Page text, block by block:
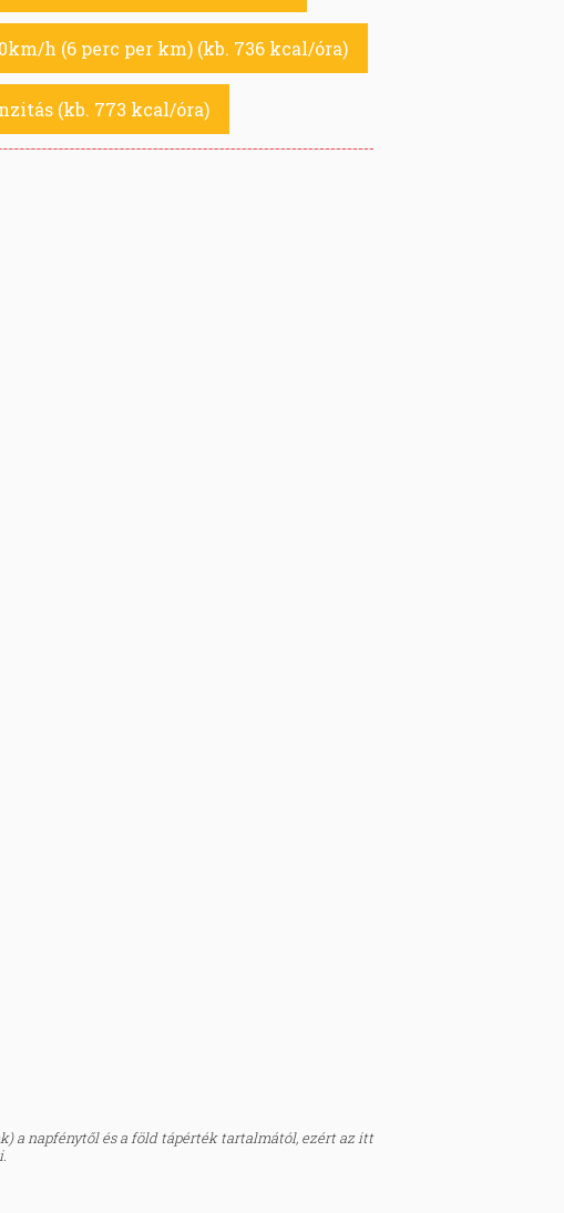
h (6 perc per km) (kb. 736 kcal/óra)
(kb. 773 kcal/óra)
a napfénytől és a föld tápérték tartalmától, ezért az itt